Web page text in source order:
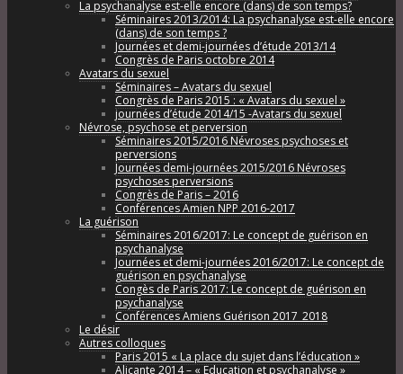
La psychanalyse est-elle encore (dans) de son temps?
Séminaires 2013/2014: La psychanalyse est-elle encore
(dans) de son temps ?
Journées et demi-journées d’étude 2013/14
Congrès de Paris octobre 2014
Avatars du sexuel
Séminaires – Avatars du sexuel
Congrès de Paris 2015 : « Avatars du sexuel »
journées d’étude 2014/15 -Avatars du sexuel
Névrose, psychose et perversion
Séminaires 2015/2016 Névroses psychoses et
perversions
Journées demi-journées 2015/2016 Névroses
psychoses perversions
Congrès de Paris – 2016
Conférences Amien NPP 2016-2017
La guérison
Séminaires 2016/2017: Le concept de guérison en
psychanalyse
Journées et demi-journées 2016/2017: Le concept de
guérison en psychanalyse
Congès de Paris 2017: Le concept de guérison en
psychanalyse
Conférences Amiens Guérison 2017_2018
Le désir
Autres colloques
Paris 2015 « La place du sujet dans l’éducation »
Alicante 2014 – « Education et psychanalyse »